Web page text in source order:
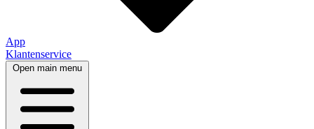
App
Klantenservice
Open main menu